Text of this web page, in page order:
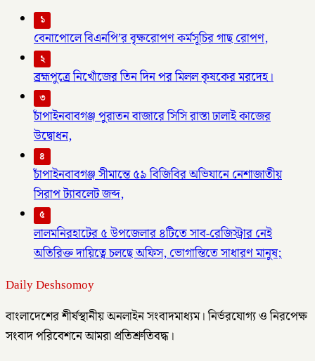
১
বেনাপোলে বিএনপি’র বৃক্ষরোপণ কর্মসূচির গাছ রোপণ,
২
ব্রহ্মপুত্রে নিখোঁজের তিন দিন পর মিলল কৃষকের মরদেহ।
৩
চাঁপাইনবাবগঞ্জ পুরাতন বাজারে সিসি রাস্তা ঢালাই কাজের
উদ্বোধন,
৪
চাঁপাইনবাবগঞ্জ সীমান্তে ৫৯ বিজিবির অভিযানে নেশাজাতীয়
সিরাপ ট্যাবলেট জব্দ,
৫
লালমনিরহাটের ৫ উপজেলার ৪টিতে সাব-রেজিস্ট্রার নেই
অতিরিক্ত দায়িত্বে চলছে অফিস, ভোগান্তিতে সাধারণ মানুষ;
Daily Deshsomoy
বাংলাদেশের শীর্ষস্থানীয় অনলাইন সংবাদমাধ্যম। নির্ভরযোগ্য ও নিরপেক্ষ
সংবাদ পরিবেশনে আমরা প্রতিশ্রুতিবদ্ধ।